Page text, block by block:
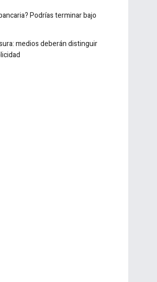
al crimen: destruyen
Podrías terminar bajo